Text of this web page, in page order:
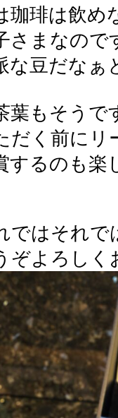
珈琲は飲め
さまなので
な豆だなぁ
葉もそうで
だく前にリ
するのも楽
ではそれで
ぞよろしく